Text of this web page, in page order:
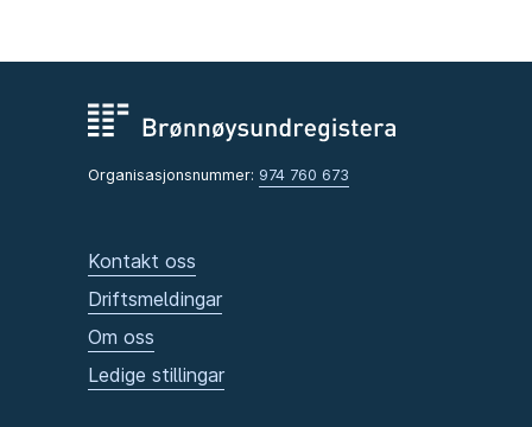
Organisasjonsnummer: 974 760 673
Kontakt oss
Driftsmeldingar
Om oss
Ledige stillingar